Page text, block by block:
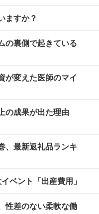
ますか？
の裏側で起きている
が変えた医師のマイ
の成果が出た理由
、最新返礼品ランキ
ベント「出産費用」
性差のない柔軟な働